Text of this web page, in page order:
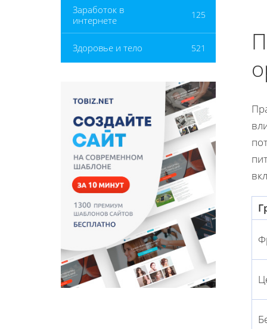
Заработок в
интернете
125
Здоровье и тело 521